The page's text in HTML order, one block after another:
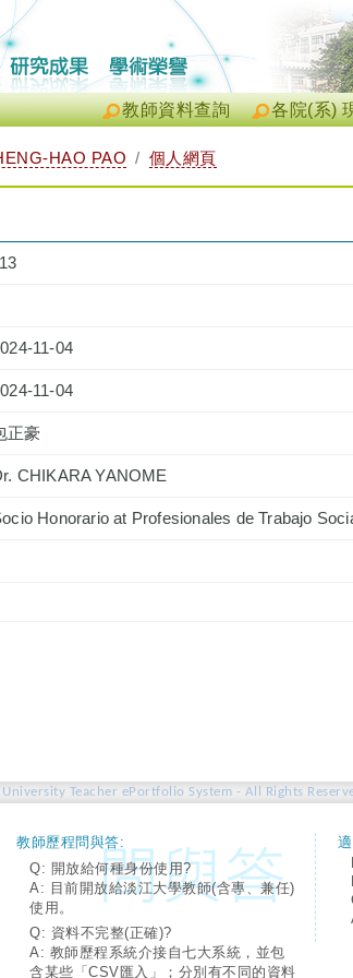
各院(系)
教師資料查詢
HAO PAO 個人網頁
11-04
11-04
正豪
CHIKARA YANOME
Honorario at Profesionales de Trabajo
University Teacher ePortfolio System - All Rights
教師歷程問與答:
Q: 開放給何種身份使用?
A: 目前開放給淡江大學教師(含專、兼任)
使用。
Q: 資料不完整(正確)?
A: 教師歷程系統介接自七大系統，並包
含某些「CSV匯入」；分別有不同的資料